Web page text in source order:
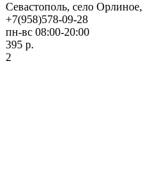
Севастополь, село
+7(958)578-09-28
пн-вс 08:00-20:00
395 р.
2